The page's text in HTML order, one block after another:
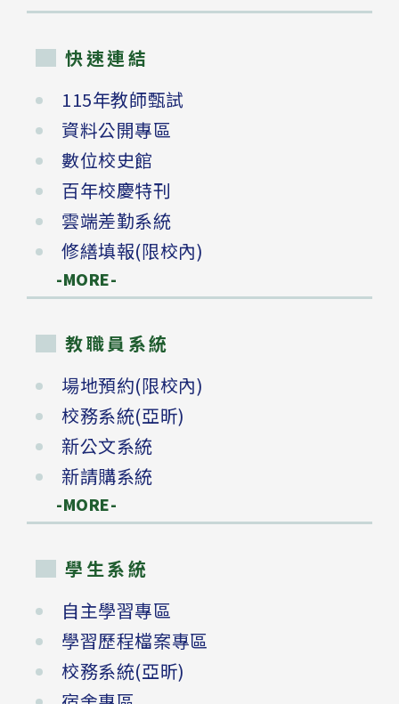
快速連結
115年教師甄試
資料公開專區
數位校史館
百年校慶特刊
雲端差勤系統
修繕填報(限校內)
-MORE-
教職員系統
場地預約(限校內)
校務系統(亞昕)
新公文系統
新請購系統
-MORE-
學生系統
自主學習專區
學習歷程檔案專區
校務系統(亞昕)